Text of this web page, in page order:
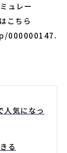
ュレー
こちら
人気になっ
る